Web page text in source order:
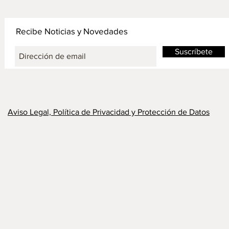
Recibe Noticias y Novedades
Suscríbete
Aviso Legal, Política de Privacidad y Protección de Datos